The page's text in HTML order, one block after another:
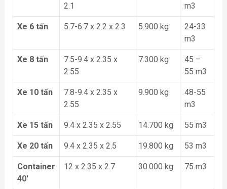
2.1
m3
Xe 6 tấn 5.7-6.7 x 2.2 x 2.3 5.900 kg
24-33
m3
Xe 8 tấn
7.5-9.4 x 2.35 x
2.55
7.300 kg
45 –
55 m3
Xe 10 tấn
7.8-9.4 x 2.35 x
2.55
9.900 kg
48-55
m3
Xe 15 tấn 9.4 x 2.35 x 2.55 14.700 kg 55 m3
Xe 20 tấn 9.4 x 2.35 x 2.5 19.800 kg 53 m3
Container
40′
12 x 2.35 x 2.7 30.000 kg 75 m3